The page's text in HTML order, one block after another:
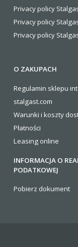
Privacy policy
Privacy policy
Privacy policy
O ZAKUPACH
Regulamin sklepu
stalgast.com
Warunki i koszty
Płatności
Leasing online
INFORMACJA O
PODATKOWEJ
Pobierz dokument